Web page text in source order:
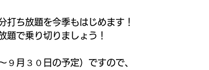
打ち放題を今季もはじめます！
題で乗り切りましょう！
９月３０日の予定）ですので、